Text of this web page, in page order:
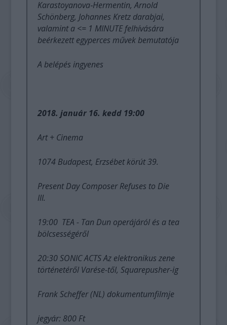
Karastoyanova‐Hermentin, Arnold
Schönberg, Johannes Kretz darabjai,
valamint a <= 1 MINUTE felhívására
beérkezett egyperces művek bemutatója
A belépés ingyenes
2018. január 16. kedd 19:00
Art + Cinema
1074 Budapest, Erzsébet körút 39.
Present Day Composer Refuses to Die
III.
19:00 TEA - Tan Dun operájáról és a tea
bölcsességéről
20:30 SONIC ACTS Az elektronikus zene
történetéről Varése-től, Squarepusher-ig
Frank Scheffer (NL) dokumentumfilmje
jegyár: 800 Ft